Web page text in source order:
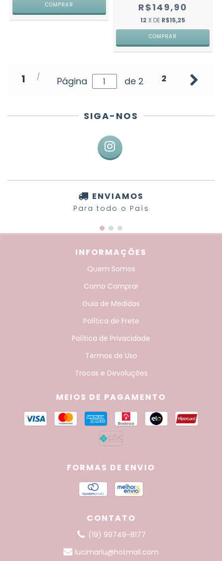
COMPRAR R$149,90
12 X DE R$15,25
COMPRAR
1 Página de 2 2
SIGA-NOS
ENVIAMOS
Para todo o País
INFORMAÇÕES
Quem Somos
Como Comprar
Guia de Medidas
Política de Frete
Política de Privacidade
Termos de Uso
Trocas e Devoluções
MEIOS DE PAGAMENTO
FORMAS DE ENVIO
CONTATO
(19) 99749-8177
lucimarlu@hotmail.com